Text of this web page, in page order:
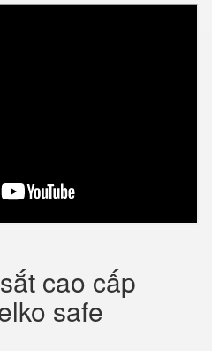
cao cấp
safe